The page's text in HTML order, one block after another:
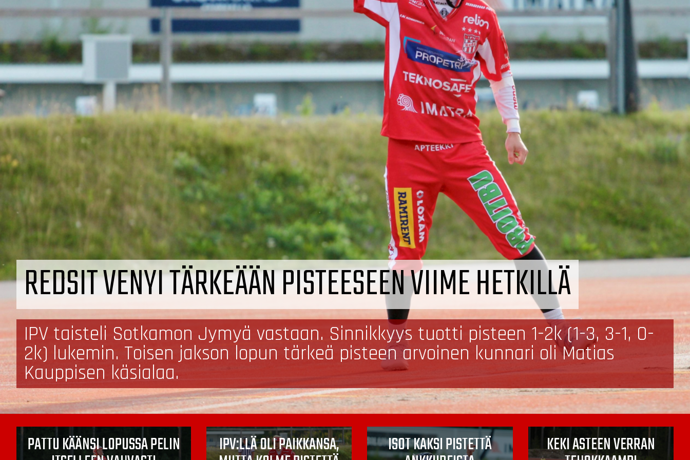
REDSIT VENYI TÄRKEÄÄN PISTEESEEN VIIME HETKILLÄ
IPV taisteli Sotkamon Jymyä vastaan. Sinnikkyys tuotti pisteen 1-2k (1-3, 3-1, 0-
2k) lukemin. Toisen jakson lopun tärkeä pisteen arvoinen kunnari oli Matias
Kauppisen käsialaa.
PATTU KÄÄNSI LOPUSSA PELIN IPV:LLÄ OLI PAIKKANSA, ISOT KAKSI PISTETTÄ KEKI ASTEEN VERRAN